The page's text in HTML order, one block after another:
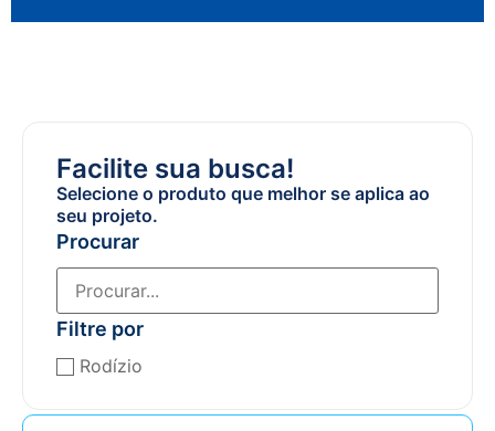
Facilite sua busca!
Selecione o produto que melhor se aplica ao
seu projeto.
Procurar
Filtre por
Rodízio